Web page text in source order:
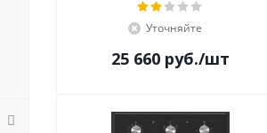
Уточняйте
25 660 руб./шт